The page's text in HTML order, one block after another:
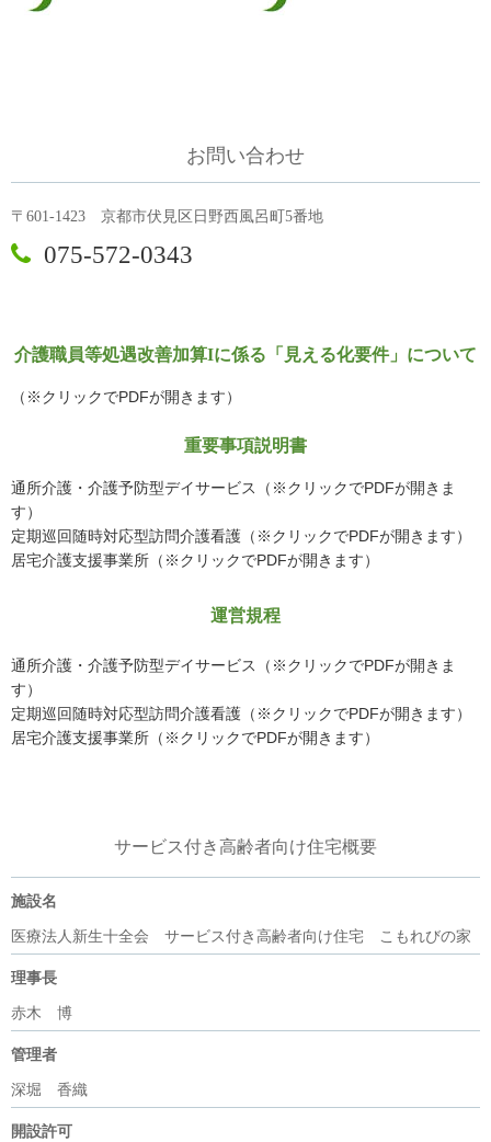
お問い合わせ
〒601-1423 京都市伏見区日野西風呂町5番地
 075-572-0343
介護職員等処遇改善加算Iに係る「見える化要件」について
（※クリックでPDFが開きます）
重要事項説明書
通所介護・介護予防型デイサービス（※クリックでPDFが開きま
す）
定期巡回随時対応型訪問介護看護（※クリックでPDFが開きます）
居宅介護支援事業所（※クリックでPDFが開きます）
運営規程
通所介護・介護予防型デイサービス（※クリックでPDFが開きま
す）
定期巡回随時対応型訪問介護看護（※クリックでPDFが開きます）
居宅介護支援事業所（※クリックでPDFが開きます）
サービス付き高齢者向け住宅概要
施設名
医療法人新生十全会 サービス付き高齢者向け住宅 こもれびの家
理事長
赤木 博
管理者
深堀 香織
開設許可